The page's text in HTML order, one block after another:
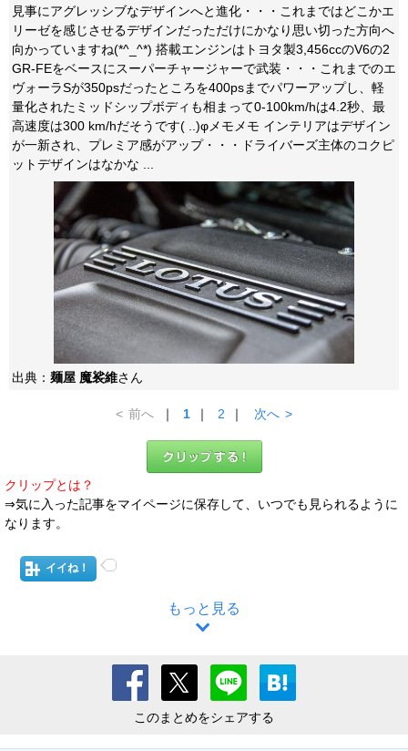
見事にアグレッシブなデザインへと進化・・・これまではどこかエ
リーゼを感じさせるデザインだっただけにかなり思い切った方向へ
向かっていますね(*^_^*) 搭載エンジンはトヨタ製3,456ccのV6の2
GR-FEをベースにスーパーチャージャーで武装・・・これまでのエ
ヴォーラSが350psだったところを400psまでパワーアップし、軽
量化されたミッドシップボディも相まって0-100km/hは4.2秒、最
高速度は300 km/hだそうです( ..)φメモメモ インテリアはデザイン
が一新され、プレミア感がアップ・・・ドライバーズ主体のコクピ
ットデザインはなかな ...
出典： 麺屋 魔裟維さん
< 前へ ｜ 1 ｜ 2 ｜ 次へ >
クリップとは？
⇒気に入った記事をマイページに保存して、いつでも見られるように
なります。
イイね！
もっと見る
このまとめをシェアする